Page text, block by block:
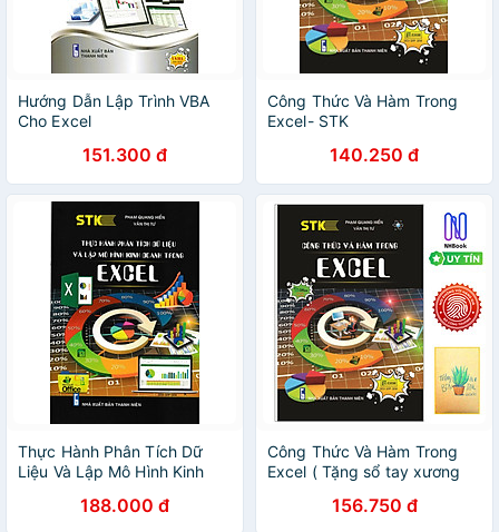
Hướng Dẫn Lập Trình VBA
Cho Excel
151.300 đ
Công Thức Và Hàm Trong
Excel- STK
140.250 đ
Thực Hành Phân Tích Dữ
Liệu Và Lập Mô Hình Kinh
188.000 đ
Công Thức Và Hàm Trong
Excel ( Tặng sổ tay xương
156.750 đ